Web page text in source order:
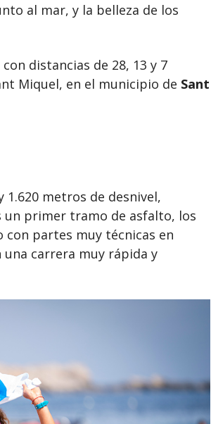
al mar, y la belleza de los
distancias de 28, 13 y 7
Miquel, en el municipio de Sant
metros de desnivel,
primer tramo de asfalto, los
partes muy técnicas en
carrera muy rápida y